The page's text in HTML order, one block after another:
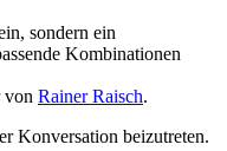
sondern ein
Kombinationen
von Rainer Raisch.
Konversation beizutreten.